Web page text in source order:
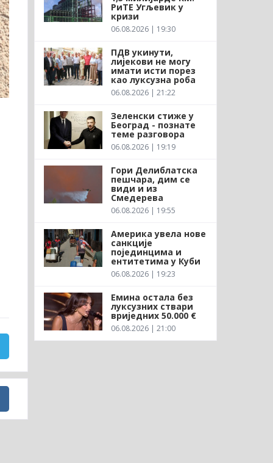
РиТЕ Угљевик у
кризи
06.08.2026 | 19:30
ПДВ укинути,
лијекови не могу
имати исти порез
као луксузна роба
06.08.2026 | 21:22
Зеленски стиже у
Београд - познате
теме разговора
06.08.2026 | 19:19
Гори Делиблатска
пешчара, дим се
види и из
Смедерева
06.08.2026 | 19:55
Америка увела нове
санкције
појединцима и
ентитетима у Куби
06.08.2026 | 19:23
Емина остала без
луксузних ствари
вриједних 50.000 €
06.08.2026 | 21:00